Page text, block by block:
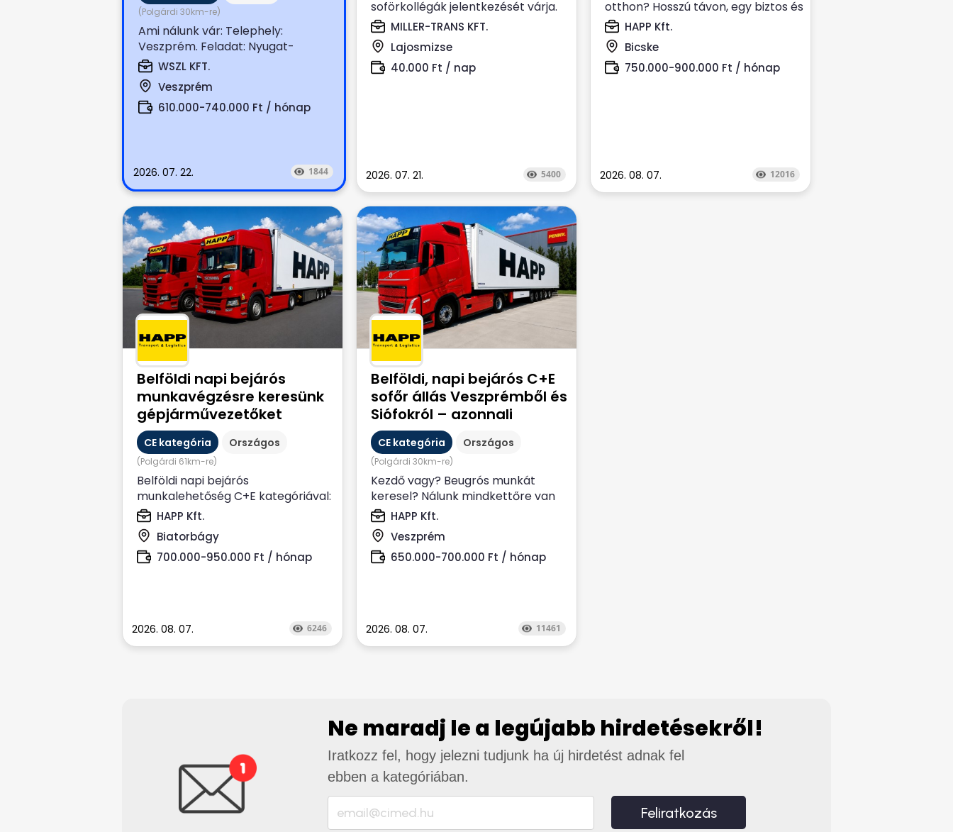
(Polgárdi 30km-re)
Ami nálunk vár: Telephely:
Veszprém. Feladat: Nyugat-
Magyarországi boltok terítése
(száraz,...
WSZL KFT.
Veszprém
610.000-740.000 Ft / hónap
2026. 07. 22. 1844
soförkollégák jelentkezését várja.
Hosszú távra, Nemzetközi,
Ponyvás...
MILLER-TRANS KFT.
Lajosmizse
40.000 Ft / nap
2026. 07. 21. 5400
otthon? Hosszú távon, egy biztos és
kiszámítható munkahelyen
dolgoznál? Állítsd...
HAPP Kft.
Bicske
750.000-900.000 Ft / hónap
2026. 08. 07. 12016
Belföldi napi bejárós
munkavégzésre keresünk
gépjárművezetőket
CE kategória Országos
(Polgárdi 61km-re)
Belföldi napi bejárós
munkalehetőség C+E kategóriával:
országos élelmiszerszállítás
Biatorbágyi...
HAPP Kft.
Biatorbágy
700.000-950.000 Ft / hónap
2026. 08. 07. 6246
Belföldi, napi bejárós C+E
sofőr állás Veszprémből és
Siófokról – azonnali
kezdéssel! 🚛
CE kategória Országos
(Polgárdi 30km-re)
Kezdő vagy? Beugrós munkát
keresel? Nálunk mindkettőre van
lehetőség! Ha mindez nem elég,
akkor honoráljuk...
HAPP Kft.
Veszprém
650.000-700.000 Ft / hónap
2026. 08. 07. 11461
Ne maradj le a legújabb hirdetésekről!
Iratkozz fel, hogy jelezni tudjunk ha új hirdetést adnak fel
ebben a kategóriában.
Feliratkozás